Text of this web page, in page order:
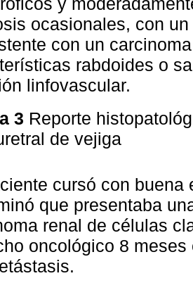
ocasionales, con
con un
rabdoides o
linfovascular.
3 Reporte
de vejiga
cursó con
que presentaba
renal de células
oncológico 8